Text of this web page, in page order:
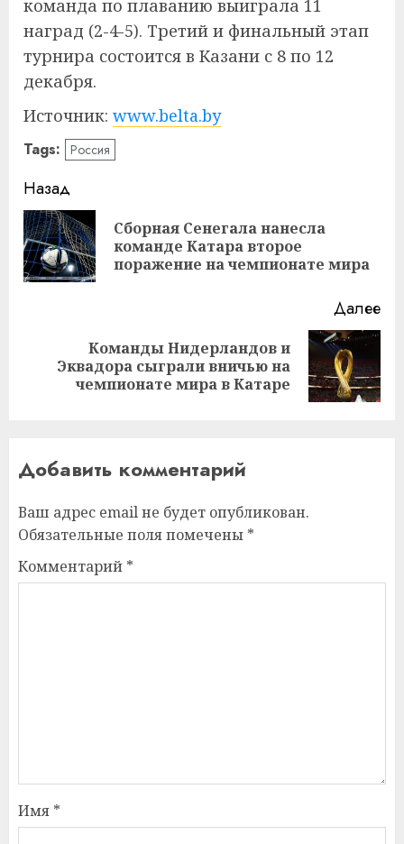
команда по плаванию выиграла 11
наград (2-4-5). Третий и финальный этап
турнира состоится в Казани с 8 по 12
декабря.
Источник: www.belta.by
Tags: Россия
Навигация
записи
Назад
Сборная Сенегала нанесла
команде Катара второе
поражение на чемпионате мира
Далее
Следующая
запись:
Команды Нидерландов и
Эквадора сыграли вничью на
чемпионате мира в Катаре
Добавить комментарий
Ваш адрес email не будет опубликован.
Обязательные поля помечены *
Комментарий *
Имя *